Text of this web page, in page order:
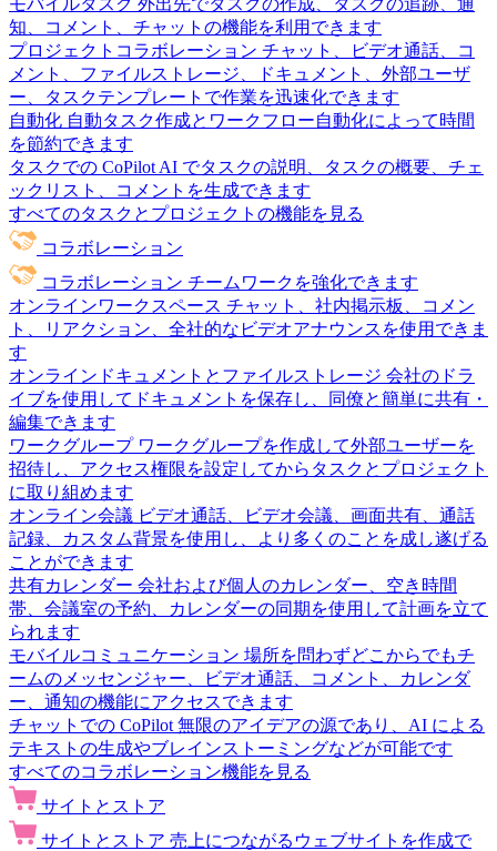
モバイルタスク 外出先でタスクの作成、タスクの追跡、通
知、コメント、チャットの機能を利用できます
プロジェクトコラボレーション チャット、ビデオ通話、コ
メント、ファイルストレージ、ドキュメント、外部ユーザ
ー、タスクテンプレートで作業を迅速化できます
自動化 自動タスク作成とワークフロー自動化によって時間
を節約できます
タスクでの CoPilot AI でタスクの説明、タスクの概要、チェ
ックリスト、コメントを生成できます
すべてのタスクとプロジェクトの機能を見る
コラボレーション
コラボレーション チームワークを強化できます
オンラインワークスペース チャット、社内掲示板、コメン
ト、リアクション、全社的なビデオアナウンスを使用できま
す
オンラインドキュメントとファイルストレージ 会社のドラ
イブを使用してドキュメントを保存し、同僚と簡単に共有・
編集できます
ワークグループ ワークグループを作成して外部ユーザーを
招待し、アクセス権限を設定してからタスクとプロジェクト
に取り組めます
オンライン会議 ビデオ通話、ビデオ会議、画面共有、通話
記録、カスタム背景を使用し、より多くのことを成し遂げる
ことができます
共有カレンダー 会社および個人のカレンダー、空き時間
帯、会議室の予約、カレンダーの同期を使用して計画を立て
られます
モバイルコミュニケーション 場所を問わずどこからでもチ
ームのメッセンジャー、ビデオ通話、コメント、カレンダ
ー、通知の機能にアクセスできます
チャットでの CoPilot 無限のアイデアの源であり、AI による
テキストの生成やブレインストーミングなどが可能です
すべてのコラボレーション機能を見る
サイトとストア
サイトとストア 売上につながるウェブサイトを作成で